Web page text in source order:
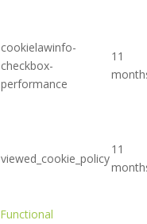
cookielawinfo-
checkbox-
performance
11
viewed_cookie_policy
11
Functional